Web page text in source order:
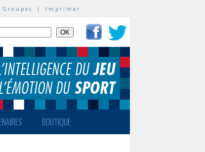
| Imprimer
BOUTIQUE